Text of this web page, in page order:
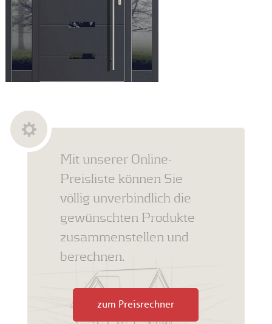
Mit unserer Online-
Preisliste können Sie
völlig unverbindlich die
gewünschten Produkte
zusammenstellen und
berechnen.
zum Preisrechner